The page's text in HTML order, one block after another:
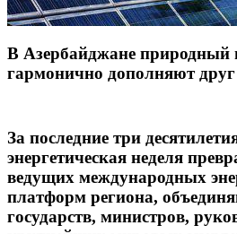
В Азербайджане природный
гармонично дополняют
За последние три
энергетическая неделя
ведущих международных
платформ региона,
государств, министров,